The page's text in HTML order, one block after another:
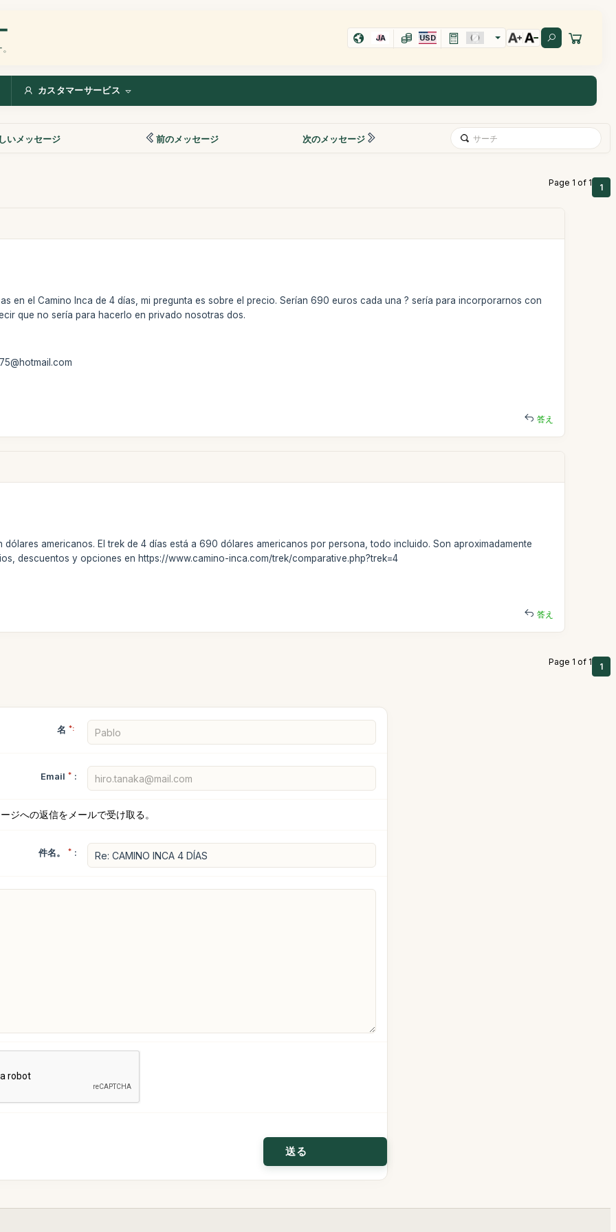
JA USD
カスタマーサービス
いメッセージ 前のメッセージ 次のメッセージ
Page 1 of 1 1
en el Camino Inca de 4 días, mi pregunta es sobre el precio. Serían 690 euros cada una ? sería para incorporarnos con
que no sería para hacerlo en privado nosotras dos.
答え
americanos. El trek de 4 días está a 690 dólares americanos por persona, todo incluido. Son aproximadamente
descuentos y opciones en https://www.camino-inca.com/trek/comparative.php?trek=4
答え
Page 1 of 1 1
名 *:
Email * :
ジへの返信をメールで受け取る。
件名。 * :